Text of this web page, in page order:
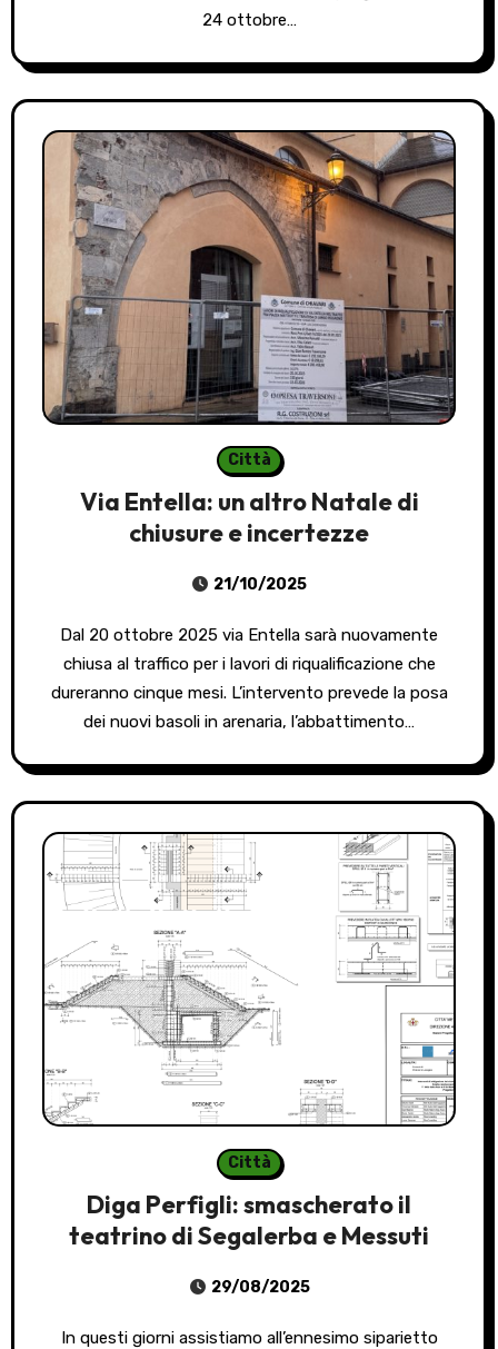
24 ottobre…
Città
Via Entella: un altro Natale di
chiusure e incertezze
21/10/2025
Dal 20 ottobre 2025 via Entella sarà nuovamente
chiusa al traffico per i lavori di riqualificazione che
dureranno cinque mesi. L’intervento prevede la posa
dei nuovi basoli in arenaria, l’abbattimento…
Città
Diga Perfigli: smascherato il
teatrino di Segalerba e Messuti
29/08/2025
In questi giorni assistiamo all’ennesimo siparietto